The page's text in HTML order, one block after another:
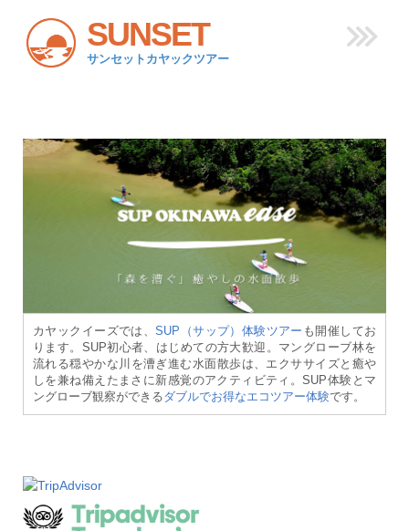
SUNSET
サンセットカヤックツアー
カヤックイーズでは、SUP（サップ）体験ツアー も開催してお
ります。SUP初心者、はじめての方大歓迎。マングローブ林を
流れる穏やかな川を漕ぎ進む水面散歩は、エクササイズと癒や
しを兼ね備えたまさに新感覚のアクティビティ。SUP体験とマ
ングローブ観察ができるダブルでお得なエコツアー体験です。